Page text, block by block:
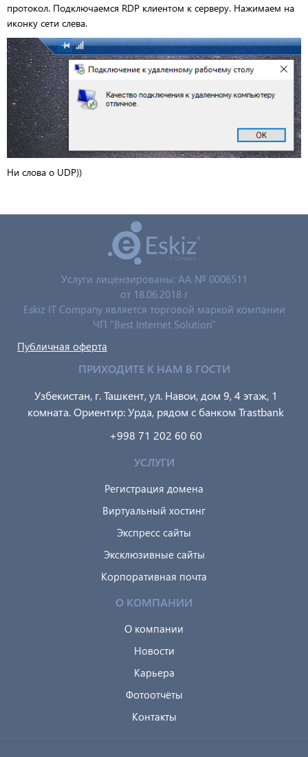
протокол. Подключаемся RDP клиентом к серверу. Нажимаем на
иконку сети слева.
Ни слова о UDP))
Услуги лицензированы: AA № 0006511
от 18.06.2018 г
Eskiz IT Company является торговой маркой компании
ЧП "Best Internet Solution"
Публичная оферта
ПРИХОДИТЕ К НАМ В ГОСТИ
Узбекистан, г. Ташкент, ул. Навои, дом 9, 4 этаж, 1
комната. Ориентир: Урда, рядом с банком Trastbank
+998 71 202 60 60
УСЛУГИ
Регистрация домена
Виртуальный хостинг
Экспресс сайты
Эксклюзивные сайты
Корпоративная почта
О КОМПАНИИ
О компании
Новости
Карьера
Фотоотчёты
Контакты